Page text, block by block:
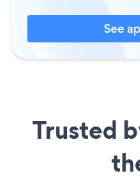
See
Trusted